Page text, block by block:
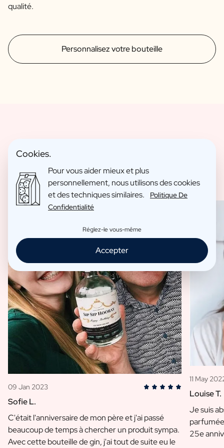
Personnalisez votre bouteille
qualité.
09 Jan 2023
Sofie L.
C'était l'anniversaire de mon père et j'ai passé
beaucoup de temps à chercher un produit sympa.
Avec cette bouteille de gin, j'ai tout de suite eu le
11 May
Louise T.
Je suis
25e
Cookies.
Pour vous aider mieux et plus
personnellement, nous utilisons des cookies
et des techniques similaires.
Politique De
Confidentialité
Réglez-le vous-même
Accepter